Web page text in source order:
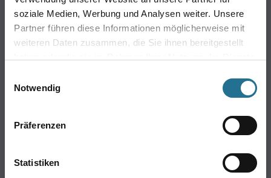
soziale Medien, Werbung und Analysen weiter. Unsere
Partner führen diese Informationen möglicherweise mit
weiteren Daten zusammen, die Sie ihnen bereitgestellt
Notwendig
Präferenzen
Statistiken
WDVS-Systeme
Trockenbau
Putze & Spachtelmassen
Bodenbeläge
Werkzeug & Maschinen
Über uns